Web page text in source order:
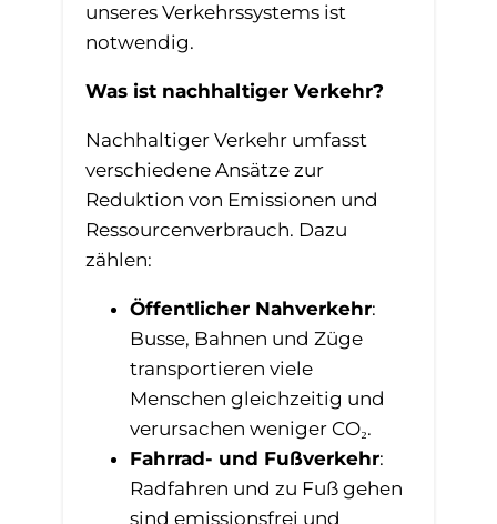
unseres Verkehrssystems ist
notwendig.
Was ist nachhaltiger Verkehr?
Nachhaltiger Verkehr umfasst
verschiedene Ansätze zur
Reduktion von Emissionen und
Ressourcenverbrauch. Dazu
zählen:
Öffentlicher Nahverkehr:
Busse, Bahnen und Züge
transportieren viele
Menschen gleichzeitig und
verursachen weniger CO₂.
Fahrrad- und Fußverkehr:
Radfahren und zu Fuß gehen
sind emissionsfrei und